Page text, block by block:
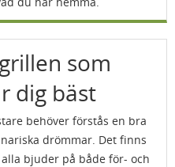
som
dig bäst
behöver förstås en bra
drömmar. Det finns
bjuder på både för- och